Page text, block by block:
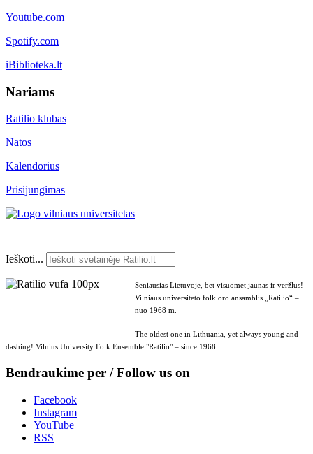
Youtube.com
Spotify.com
iBiblioteka.lt
Nariams
Ratilio klubas
Natos
Kalendorius
Prisijungimas
Ieškoti...
Seniausias Lietuvoje, bet visuomet jaunas ir veržlus!
Vilniaus universiteto folkloro ansamblis „Ratilio“ –
nuo 1968 m.
The oldest one in Lithuania, yet always young and
dashing! Vilnius University Folk Ensemble "Ratilio" – since 1968.
Bendraukime per / Follow us on
Facebook
Instagram
YouTube
RSS